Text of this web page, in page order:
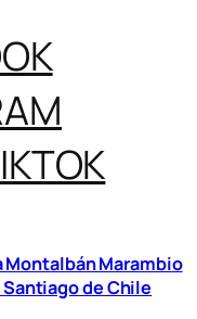
Montalbán Marambio
de Chile